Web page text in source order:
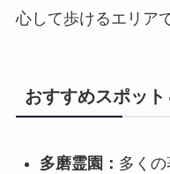
心して歩けるエリア
おすすめスポッ
多磨霊園： 多く